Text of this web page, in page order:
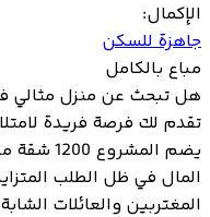
الإكمال:
جاهزة للسكن
مباع بالكامل
هل تبحث عن منزل مثالي
تقدم لك فرصة فريدة
يضم
المال في ظل الطلب
المغتربين والعائلات